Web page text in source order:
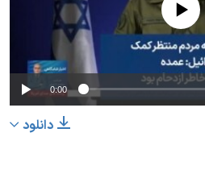
0:00
دانلود